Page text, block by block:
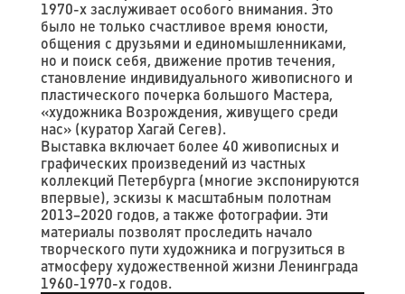
1970-х заслуживает особого внимания. Это
было не только счастливое время юности,
общения с друзьями и единомышленниками,
но и поиск себя, движение против течения,
становление индивидуального живописного и
пластического почерка большого Мастера,
«художника Возрождения, живущего среди
нас» (куратор Хагай Сегев).
Выставка включает более 40 живописных и
графических произведений из частных
коллекций Петербурга (многие экспонируются
впервые), эскизы к масштабным полотнам
2013–2020 годов, а также фотографии. Эти
материалы позволят проследить начало
творческого пути художника и погрузиться в
атмосферу художественной жизни Ленинграда
1960-1970-х годов.